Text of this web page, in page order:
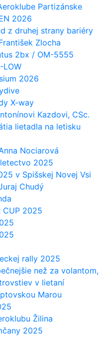
Partizánske
2026
z druhej strany bariéry
Zlocha
2bx / OM-5555
LOW
2026
X-way
Kazdovi, CSc.
lietadla na letisku
Nociarová
2025
v Spišskej Novej Vsi
Chudý
CUP 2025
rally 2025
než za volantom,
v lietaní
Marou
Žilina
2025